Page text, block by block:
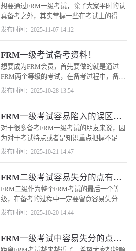
想要通过FRM一级考试，除了大家平时的认
真备考之外，其实掌握一些在考试上的得分
技巧也是可以帮助我们顺利通过考试的一种
家顺利通过考试。
发布时间：2025-11-07 14:12
FRM一级考试备考资料！
想要成为FRM会员，首先要做的就是通过
FRM两个等级的考试，在备考过程中，备考
资料是我们不可或缺的，那么备考FRM一级
发布时间：2025-10-28 13:54
FRM一级考试容易陷入的误区有
哪些？
对于很多备考FRM一级考试的朋友来说，因
为对于考试特点或者是知识重点把握不足很
容易就陷入误区，所以为了让大家在备考
的点有哪些。
发布时间：2025-10-21 14:47
FRM二级考试容易失分的点有哪
些？
FRM二级作为整个FRM考试的最后一个等
级，在备考的过程中一定要留意容易失分的
点，小编给大家整理了一下在FRM二级考试
发布时间：2025-10-20 14:44
FRM一级考试中容易失分的点有
哪些？